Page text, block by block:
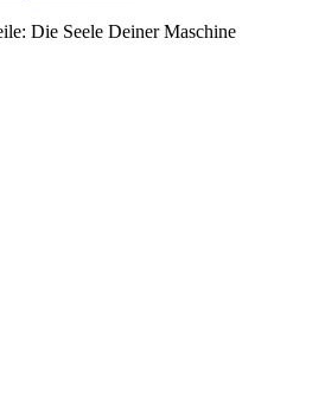
Die Seele Deiner Maschine